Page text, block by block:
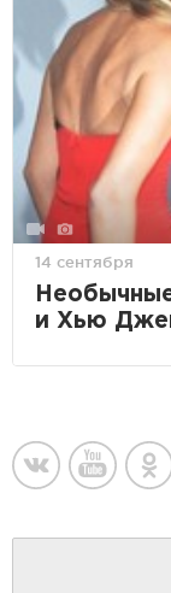
14 сентября
и Хью